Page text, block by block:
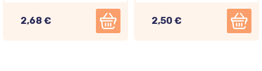
2,68 € 2,50 €